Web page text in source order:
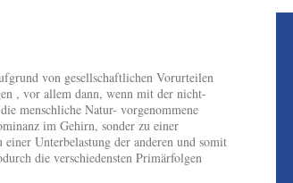
von gesellschaftlichen Vorurteilen
, vor allem dann, wenn mit der nicht-
menschliche Natur- vorgenommene
im Gehirn, sonder zu einer
Unterbelastung der anderen und somit
die verschiedensten Primärfolgen